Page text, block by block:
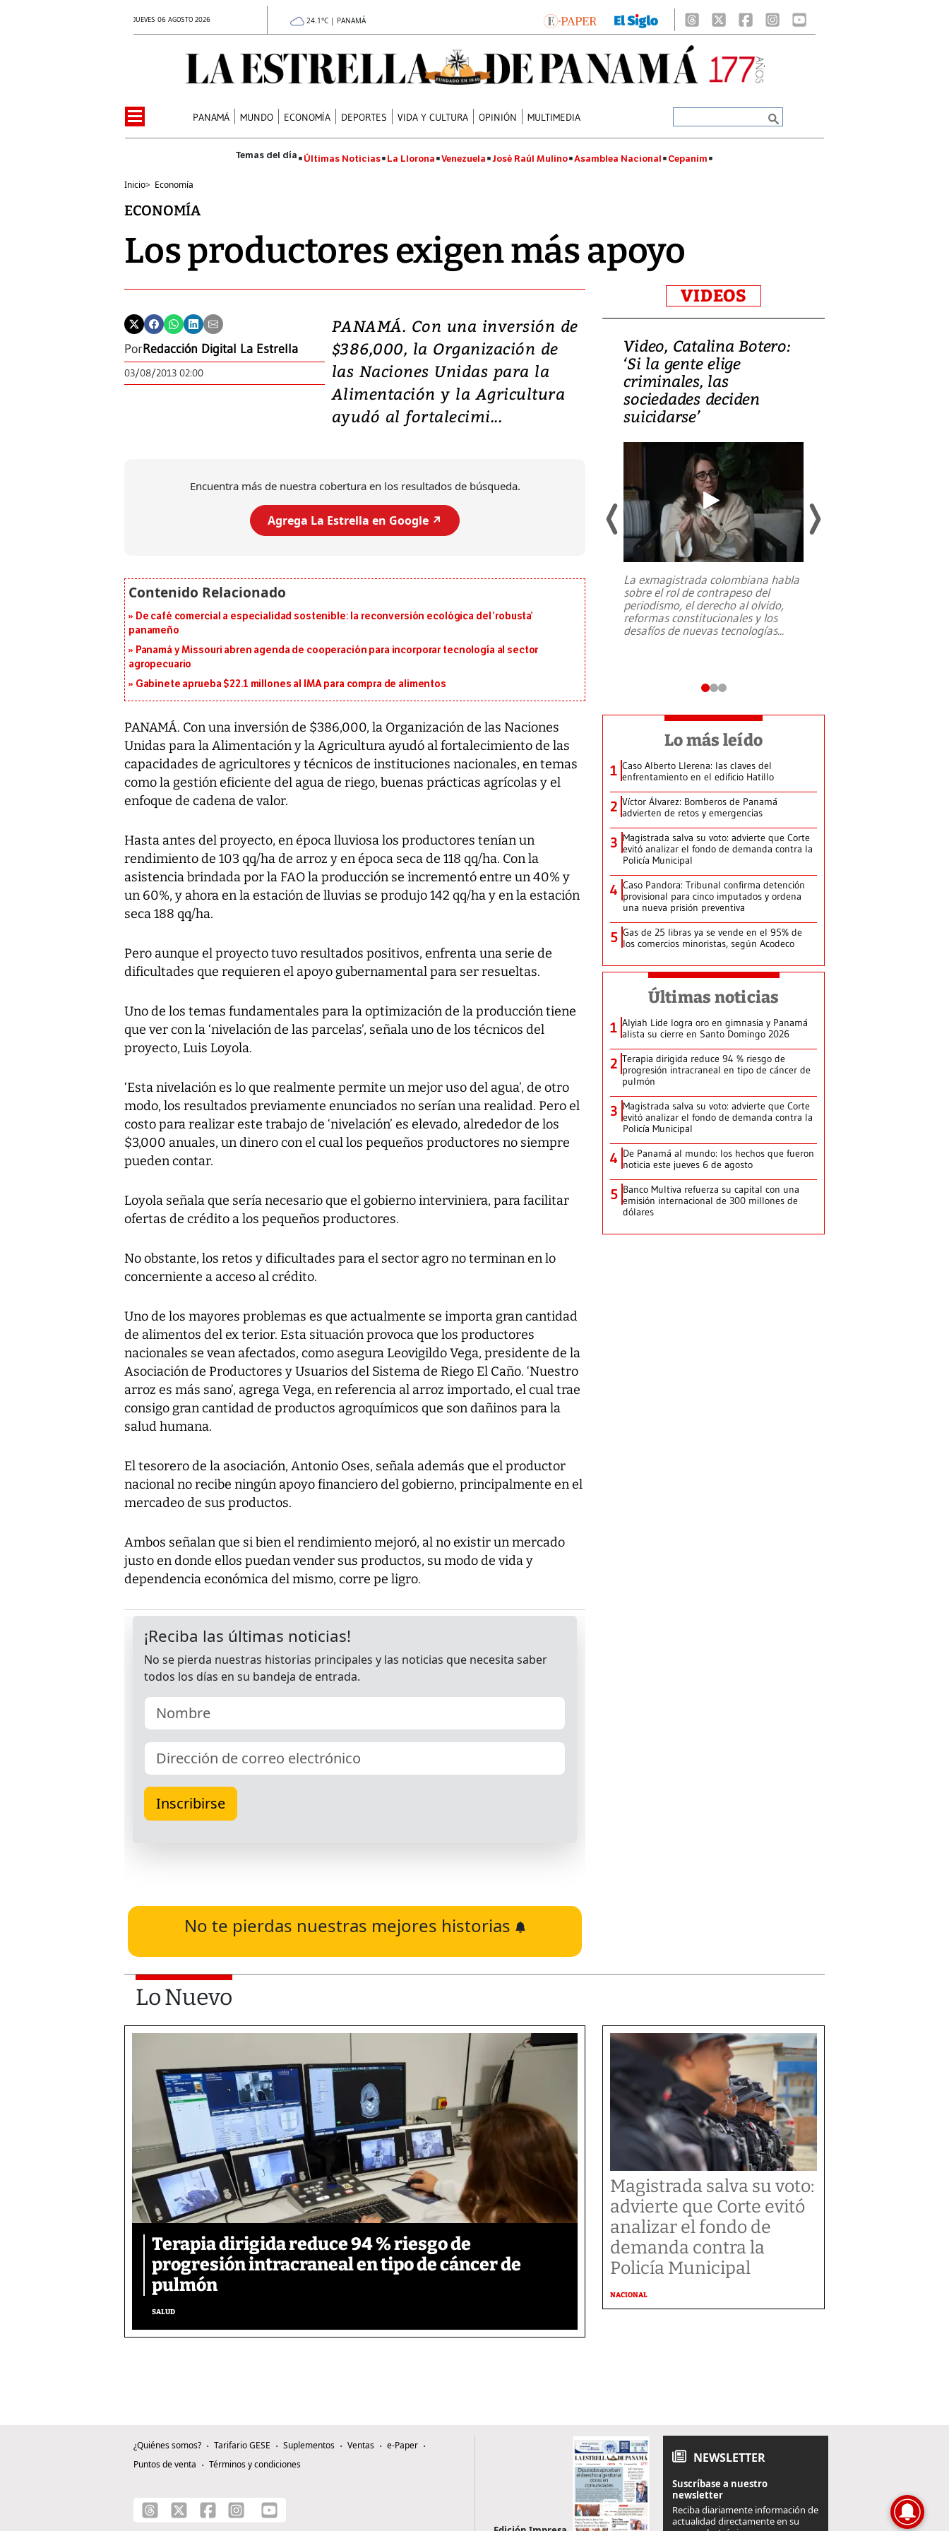
JUEVES 06 AGOSTO 2026 24.1°C | PANAMÁ
PANAMÁ MUNDO ECONOMÍA DEPORTES VIDA Y CULTURA OPINIÓN MULTIMEDIA
Últimas Noticias La Llorona Venezuela José Raúl Mulino Asamblea Nacional Cepanim
Inicio> Economía
ECONOMÍA
Los productores exigen más apoyo
PorRedacción Digital La Estrella
03/08/2013 02:00
PANAMÁ. Con una inversión de
$386,000, la Organización de
las Naciones Unidas para la
Alimentación y la Agricultura
ayudó al fortalecimi...
Encuentra más de nuestra cobertura en los resultados de búsqueda.
Agrega La Estrella en Google ↗️
De café comercial a especialidad sostenible: la reconversión ecológica del ‘robusta’
panameño
Panamá y Missouri abren agenda de cooperación para incorporar tecnología al sector
agropecuario
Gabinete aprueba $22.1 millones al IMA para compra de alimentos
PANAMÁ. Con una inversión de $386,000, la Organización de las Naciones
Unidas para la Alimentación y la Agricultura ayudó al fortalecimiento de las
capacidades de agricultores y técnicos de instituciones nacionales, en temas
como la gestión eficiente del agua de riego, buenas prácticas agrícolas y el
enfoque de cadena de valor.
Hasta antes del proyecto, en época lluviosa los productores tenían un
rendimiento de 103 qq/ha de arroz y en época seca de 118 qq/ha. Con la
asistencia brindada por la FAO la producción se incrementó entre un 40% y
un 60%, y ahora en la estación de lluvias se produjo 142 qq/ha y en la estación
seca 188 qq/ha.
Pero aunque el proyecto tuvo resultados positivos, enfrenta una serie de
dificultades que requieren el apoyo gubernamental para ser resueltas.
Uno de los temas fundamentales para la optimización de la producción tiene
que ver con la ‘nivelación de las parcelas’, señala uno de los técnicos del
proyecto, Luis Loyola.
‘Esta nivelación es lo que realmente permite un mejor uso del agua’, de otro
modo, los resultados previamente enunciados no serían una realidad. Pero el
costo para realizar este trabajo de ‘nivelación’ es elevado, alrededor de los
$3,000 anuales, un dinero con el cual los pequeños productores no siempre
pueden contar.
Loyola señala que sería necesario que el gobierno interviniera, para facilitar
ofertas de crédito a los pequeños productores.
No obstante, los retos y dificultades para el sector agro no terminan en lo
concerniente a acceso al crédito.
Uno de los mayores problemas es que actualmente se importa gran cantidad
de alimentos del ex terior. Esta situación provoca que los productores
nacionales se vean afectados, como asegura Leovigildo Vega, presidente de la
Asociación de Productores y Usuarios del Sistema de Riego El Caño. ‘Nuestro
arroz es más sano’, agrega Vega, en referencia al arroz importado, el cual trae
consigo gran cantidad de productos agroquímicos que son dañinos para la
salud humana.
El tesorero de la asociación, Antonio Oses, señala además que el productor
nacional no recibe ningún apoyo financiero del gobierno, principalmente en el
mercadeo de sus productos.
Ambos señalan que si bien el rendimiento mejoró, al no existir un mercado
justo en donde ellos puedan vender sus productos, su modo de vida y
dependencia económica del mismo, corre pe ligro.
No te pierdas nuestras mejores historias
VIDEOS
Video, Japón: Terremoto
deja heridos y graves
daños en Kumamoto
al sur de Japón, provocando una
Video, Catalina Botero:
‘Si la gente elige
criminales, las
sociedades deciden
suicidarse’
La exmagistrada colombiana habla
sobre el rol de contrapeso del
periodismo, el derecho al olvido,
reformas constitucionales y los
desafíos de nuevas tecnologías...
Lo más leído
1 Caso Alberto Llerena: las claves del
enfrentamiento en el edificio Hatillo
2 Víctor Álvarez: Bomberos de Panamá
advierten de retos y emergencias
3 Magistrada salva su voto: advierte que Corte
evitó analizar el fondo de demanda contra la
Policía Municipal
4 Caso Pandora: Tribunal confirma detención
provisional para cinco imputados y ordena
una nueva prisión preventiva
5 Gas de 25 libras ya se vende en el 95% de
los comercios minoristas, según Acodeco
Últimas noticias
1 Alyiah Lide logra oro en gimnasia y Panamá
alista su cierre en Santo Domingo 2026
2 Terapia dirigida reduce 94 % riesgo de
progresión intracraneal en tipo de cáncer de
pulmón
3 Magistrada salva su voto: advierte que Corte
evitó analizar el fondo de demanda contra la
Policía Municipal
4 De Panamá al mundo: los hechos que fueron
noticia este jueves 6 de agosto
5 Banco Multiva refuerza su capital con una
emisión internacional de 300 millones de
dólares
Lo Nuevo
Terapia dirigida reduce 94 % riesgo de
progresión intracraneal en tipo de cáncer de
pulmón
SALUD
Magistrada salva su voto:
advierte que Corte evitó
analizar el fondo de
demanda contra la
Policía Municipal
NACIONAL
¿Quiénes somos? Tarifario GESE Suplementos Ventas
e-Paper
Puntos de venta
Términos y condiciones NEWSLETTER
Suscríbase a nuestro
newsletter
Reciba diariamente información de
actualidad directamente en su